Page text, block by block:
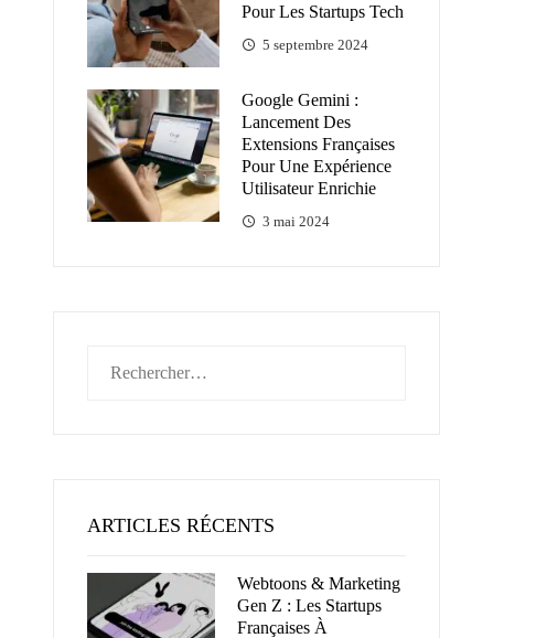
Pour Les Startups Tech
5 septembre 2024
Google Gemini :
Lancement Des
Extensions Françaises
Pour Une Expérience
Utilisateur Enrichie
3 mai 2024
ARTICLES RÉCENTS
Webtoons & Marketing
Gen Z : Les Startups
Françaises À